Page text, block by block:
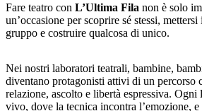
Fare teatro con L’Ultima Fila non è solo
un’occasione per scoprire sé stessi,
gruppo e costruire qualcosa di unico.
Nei nostri laboratori teatrali, bambine,
diventano protagonisti attivi di un percorso
relazione, ascolto e libertà espressiva.
vivo, dove la tecnica incontra l’emozione,